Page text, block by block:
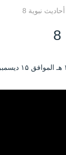
أحاديث نبوية 8